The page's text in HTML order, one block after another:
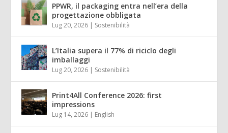
PPWR, il packaging entra nell’era della
progettazione obbligata
Lug 20, 2026 | Sostenibilità
L’Italia supera il 77% di riciclo degli
imballaggi
Lug 20, 2026 | Sostenibilità
Print4All Conference 2026: first
impressions
Lug 14, 2026 | English